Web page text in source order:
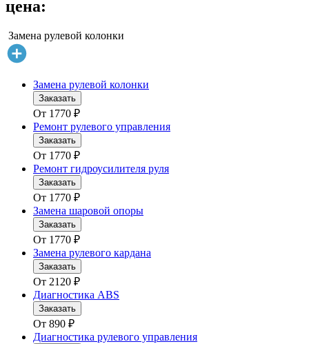
цена:
Замена рулевой колонки
Замена рулевой колонки
Заказать
От 1770 ₽
Ремонт рулевого управления
Заказать
От 1770 ₽
Ремонт гидроусилителя руля
Заказать
От 1770 ₽
Замена шаровой опоры
Заказать
От 1770 ₽
Замена рулевого кардана
Заказать
От 2120 ₽
Диагностика ABS
Заказать
От 890 ₽
Диагностика рулевого управления